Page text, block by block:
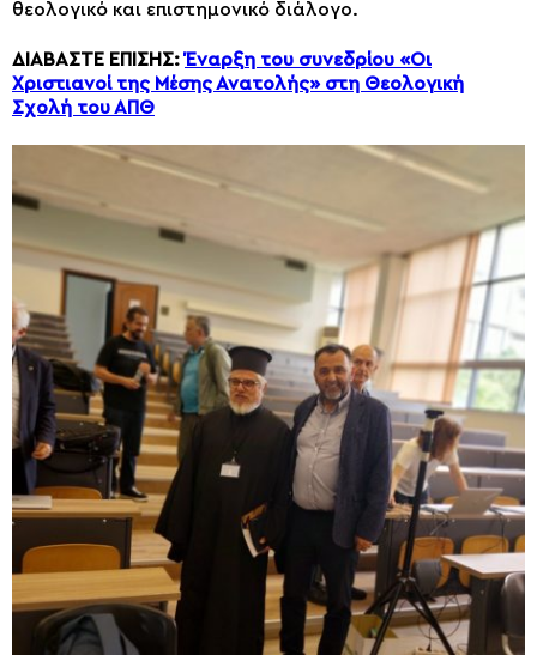
θεολογικό και επιστημονικό διάλογο.
ΔΙΑΒΑΣΤΕ ΕΠΙΣΗΣ:Έναρξη του συνεδρίου «Οι
Χριστιανοί της Μέσης Ανατολής» στη Θεολογική
Σχολή του ΑΠΘ